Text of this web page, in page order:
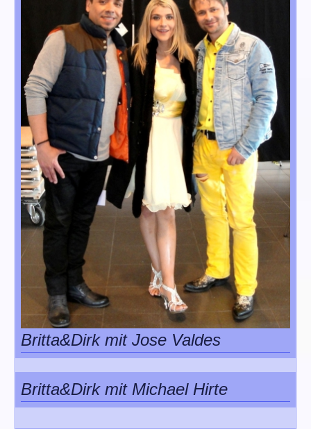
Britta&Dirk mit Jose Valdes
Britta&Dirk mit Michael Hirte